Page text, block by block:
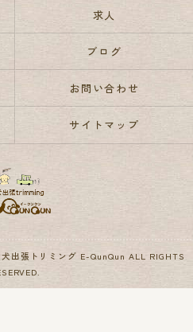
求人
ブログ
お問い合わせ
サイトマップ
出張トリミング E-QunQun ALL RIGHTS